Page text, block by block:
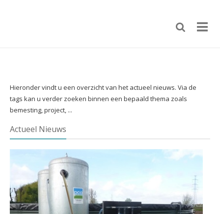
Hieronder vindt u een overzicht van het actueel nieuws. Via de
tags kan u verder zoeken binnen een bepaald thema zoals
bemesting, project, ...
Actueel Nieuws